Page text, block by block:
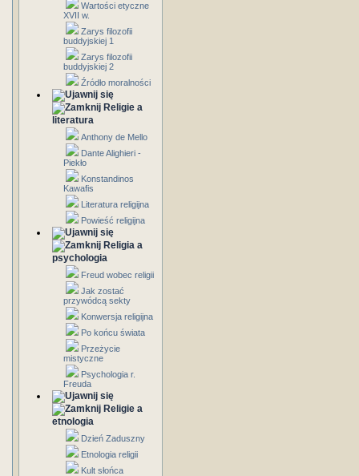
Wartości etyczne
XVII w.
Zarys filozofii
buddyjskiej 1
Zarys filozofii
buddyjskiej 2
Źródło moralności
Religie a
literatura
Anthony de Mello
Dante Alighieri -
Piekło
Konstandinos
Kawafis
Literatura religijna
Powieść religijna
Religia a
psychologia
Freud wobec religii
Jak zostać
przywódcą sekty
Konwersja religijna
Po końcu świata
Przeżycie
mistyczne
Psychologia r.
Freuda
Religie a
etnologia
Dzień Zaduszny
Etnologia religii
Kult słońca